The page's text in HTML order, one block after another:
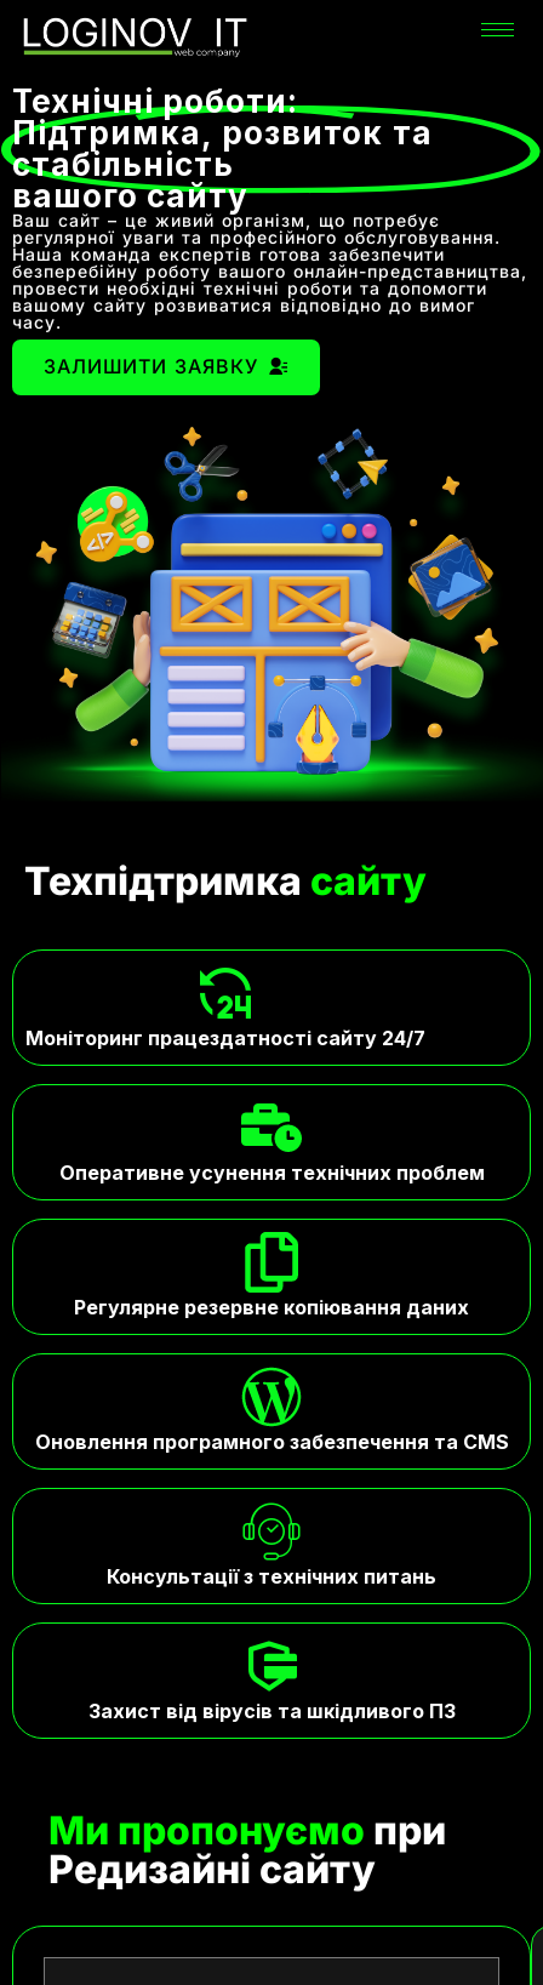
Технічні роботи:
Підтримка, розвиток та
стабільність
вашого сайту
Ваш сайт – це живий організм, що потребує
регулярної уваги та професійного обслуговування.
Наша команда експертів готова забезпечити
безперебійну роботу вашого онлайн-представництва,
провести необхідні технічні роботи та допомогти
вашому сайту розвиватися відповідно до вимог
часу.
ЗАЛИШИТИ ЗАЯВКУ
Техпідтримка сайту
Моніторинг працездатності сайту 24/7
Оперативне усунення технічних проблем
Регулярне резервне копіювання даних
Оновлення програмного забезпечення та CMS
Консультації з технічних питань
Захист від вірусів та шкідливого ПЗ
Ми пропонуємо при
Редизайні сайту